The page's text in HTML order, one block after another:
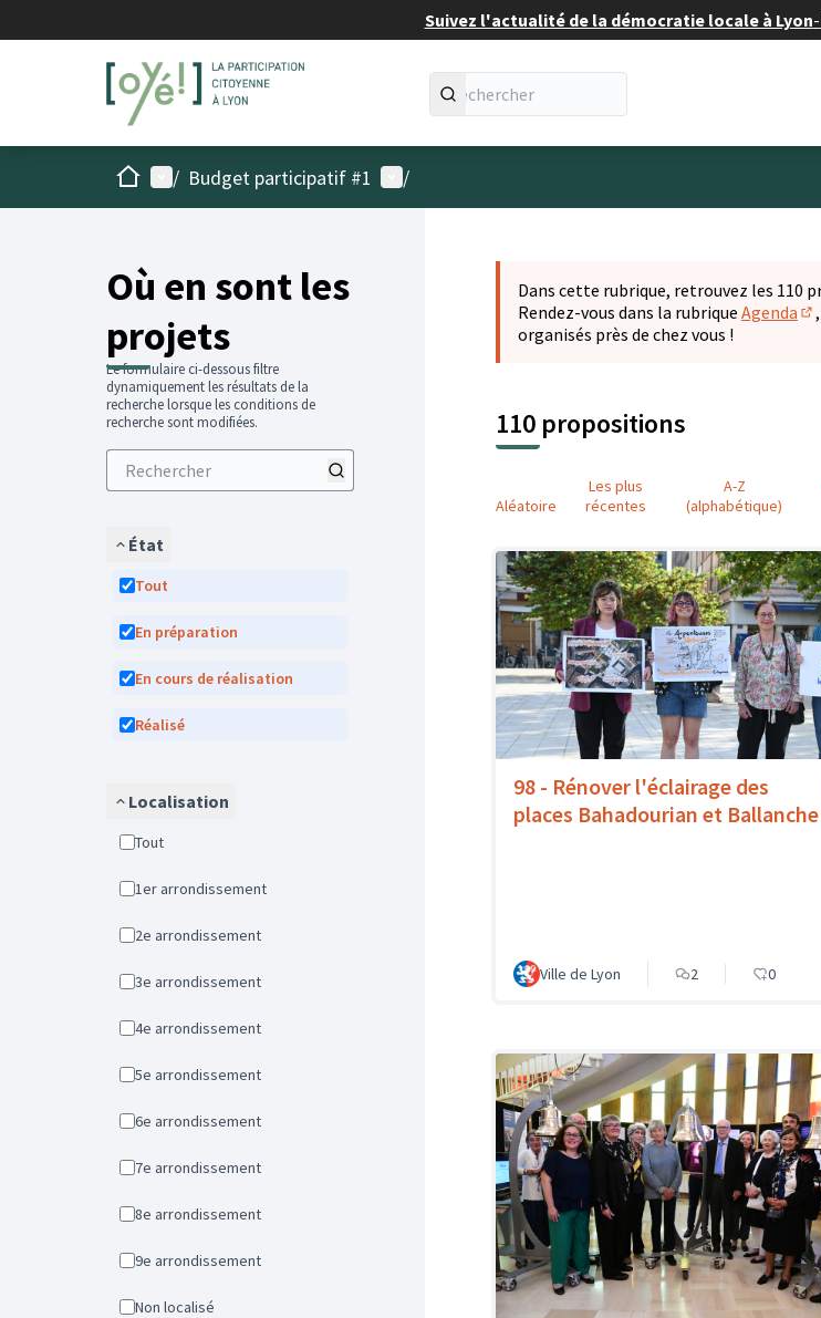
Suivez l'actualité de la démocratie locale à Lyon-
AccueilMenu principal
/ Budget participatif #1 Menu utilisateur
/
Où en sont les
projets
Le formulaire ci-dessous filtre
dynamiquement les résultats de la
recherche lorsque les conditions de
recherche sont modifiées.
État
Tout
En préparation
En cours de réalisation
Réalisé
Localisation
Tout
1er arrondissement
2e arrondissement
3e arrondissement
4e arrondissement
5e arrondissement
6e arrondissement
7e arrondissement
8e arrondissement
9e arrondissement
Non localisé
Dans cette rubrique, retrouvez les 110
Rendez-vous dans la rubrique Agenda
organisés près de chez vous !
110 propositions
Aléatoire
Les plus
récentes
A-Z
(alphabétique)
98 - Rénover l'éclairage des
places Bahadourian et Ballanche
Ville de Lyon 2 0